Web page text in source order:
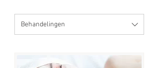
Behandelingen